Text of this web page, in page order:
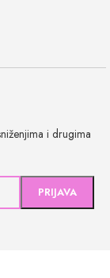
i drugima